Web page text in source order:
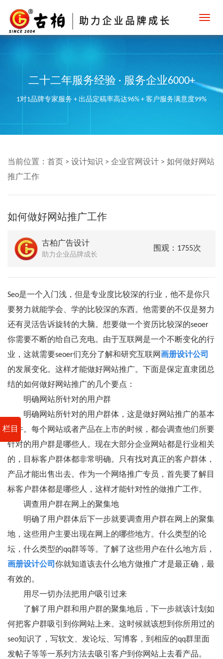
二十二年服务经验 · 服务企业6000+
1对1品牌专家服务 + 出品定稿率高达96% + 客户服务满意度99%
栏目
当前位置： 首页 > 设计知识 > 企业官网设计 > 如何做好网站
推广工作
如何做好网站推广工作
古柏广告设计
助力企业品牌成长
围观：1755次
Seo是一个入门浅，但是专业度比较深的行业，他不是你只
要努力就能学会、学的比较深的东西。他需要的不仅是努力
还有灵活告诉旋转的大脑。想要做一个资历比较深的seoer
你需要不断的给自己充电。由于互联网是一个不断变化的行
业，这就需要seoer们充分了解和研究互联网 画册设计公司
的发展变化。这样才能做好网站推广。下面是保定直隶团总
结的如何做好网站推广的几个要点：
明确网站所针对的用户群
明确网站所针对的用户群体，这是做好网站推广的基本
条件。每个网站或者产品在上市的时候，都会调查他们所要
针对的用户群是哪些人。现在大部分企业网站都是行业相关
的，目标客户群体都非常明确。只有找对真正的客户群体，
产品才能出售出去。作为一个网络推广专员，首先要了解目
标客户群体都是哪些人，这样才能针对性的做推广工作。
调查用户群在网上的聚集地
明确了用户群体后下一步就要调查用户群在网上的聚集
地，这些用户主要出现在网上的哪些地方。什么类型的论
坛，什么类型的qq群等等。了解了这些用户在什么地方后，
画册设计公司 你就知道该去什么地方做推广才是最正确，最
有效的。
用尽一切办法把用户吸引过来
了解了用户群和用户群的聚集地后，下一步就该计划如
何把客户群吸引到你网站上来。这时候就该想到你所用过的
seo知识了，写软文、发论坛、写博客，到相应的qq群里面
发帖子等等一系列方法去吸引客户到你网站上去看产品。